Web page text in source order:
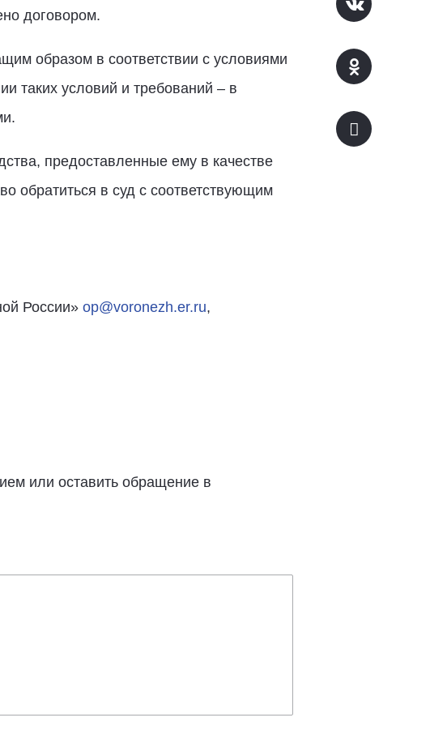
договором.
образом в соответствии с условиями
таких условий и требований – в
предоставленные ему в качестве
обратиться в суд с соответствующим
России»op@voronezh.er.ru,
или оставить обращение в